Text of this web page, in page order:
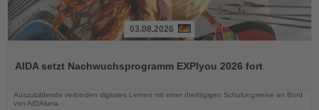
die
03.08.2026
AIDA setzt Nachwuchsprogramm EXPIyou 2026 fort
Auszubildende verbinden digitales Lernen mit einer dreitägigen Schulungsreise an Bord
von AIDAluna